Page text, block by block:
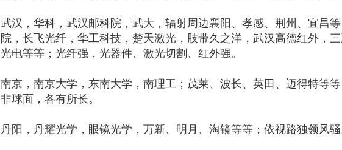
武汉，华科，武汉邮科院，武大，辐射周边襄阳、孝感、荆州、宜昌
院，长飞光纤，华工科技，楚天激光，肢带久之洋，武汉高德红外，
光电等等；光纤强，光器件、激光切割、红外强。
南京，南京大学，东南大学，南理工；茂莱、波长、英田、迈得特等等
非球面，各有所长。
丹阳，丹耀光学，眼镜光学，万新、明月、淘镜等等；依视路独领风骚